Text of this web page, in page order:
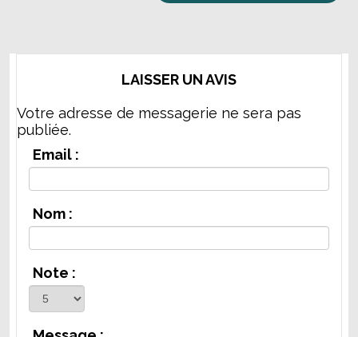
LAISSER UN AVIS
Votre adresse de messagerie ne sera pas
publiée.
Email :
Nom :
Note :